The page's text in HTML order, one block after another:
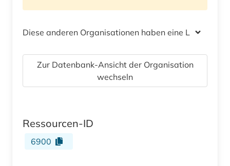
Diese anderen Organisationen haben eine Lizenz
Zur Datenbank-Ansicht der Organisation
wechseln
Ressourcen-ID
6900